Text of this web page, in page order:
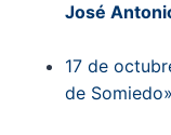
José
17 de
de